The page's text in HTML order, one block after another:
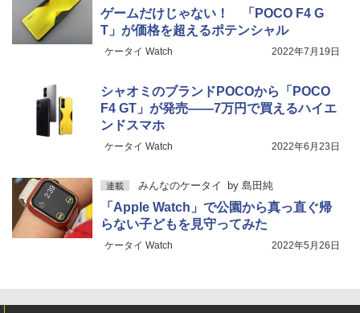
ゲームだけじゃない！ 「POCO F4 G
T」が価格を超えるポテンシャル
ケータイ Watch 2022年7月19日
シャオミのブランドPOCOから「POCO
F4 GT」が発売――7万円で買えるハイエ
ンドスマホ
ケータイ Watch 2022年6月23日
連載 みんなのケータイ by 島田純
「Apple Watch」で公園から真っ直ぐ帰
らない子どもを見守ってみた
ケータイ Watch 2022年5月26日